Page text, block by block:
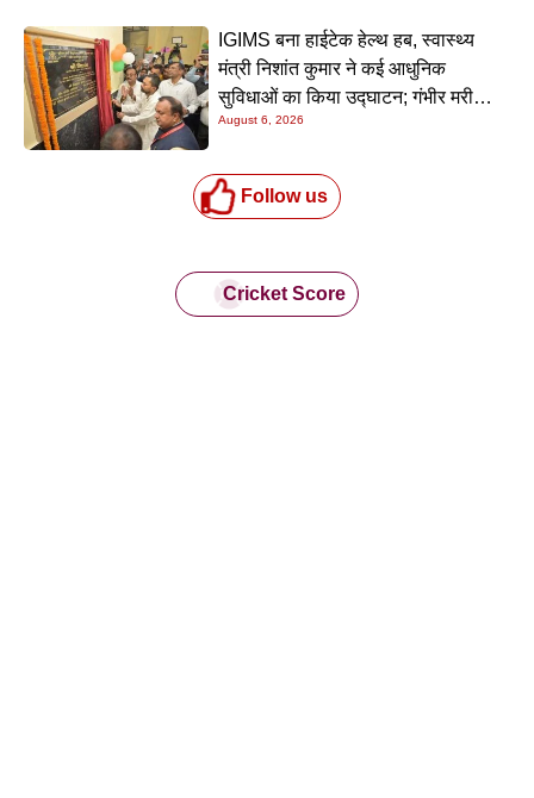
IGIMS बना हाईटेक हेल्थ हब, स्वास्थ्य
मंत्री निशांत कुमार ने कई आधुनिक
सुविधाओं का किया उद्घाटन; गंभीर मरीजों
के इलाज में आएगा बड़ा सुधार
August 6, 2026
Follow us
Cricket Score